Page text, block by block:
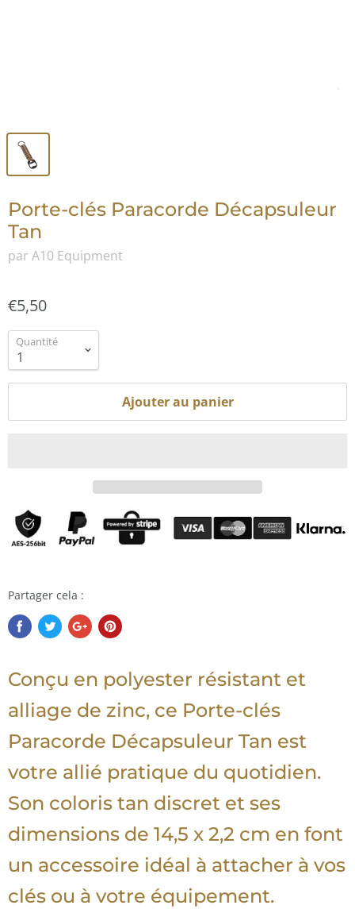
Porte-clés Paracorde Décapsuleur
Tan
par A10 Equipment
€5,50
Quantité
Ajouter au panier
Partager cela :
Conçu en polyester résistant et
alliage de zinc, ce Porte-clés
Paracorde Décapsuleur Tan est
votre allié pratique du quotidien.
Son coloris tan discret et ses
dimensions de 14,5 x 2,2 cm en font
un accessoire idéal à attacher à vos
clés ou à votre équipement.